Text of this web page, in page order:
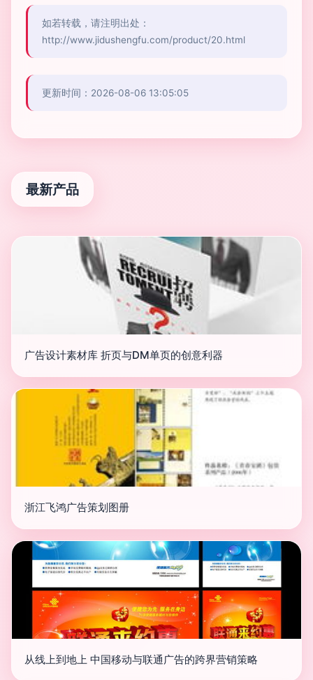
如若转载，请注明出处：
http://www.jidushengfu.com/product/20.html
更新时间：2026-08-06 13:05:05
最新产品
广告设计素材库 折页与DM单页的创意利器
浙江飞鸿广告策划图册
从线上到地上 中国移动与联通广告的跨界营销策略